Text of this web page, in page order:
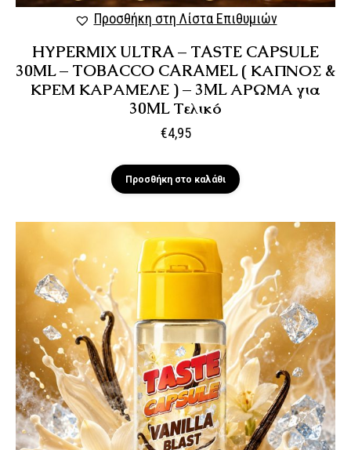
Προσθήκη στη Λίστα Επιθυμιών
HYPERMIX ULTRA – TASTE CAPSULE
30ML – TOBACCO CARAMEL ( ΚΑΠΝΟΣ &
ΚΡΕΜ ΚΑΡΑΜΕΛΕ ) – 3ML ΑΡΩΜΑ για
30ML Τελικό
€4,95
Προσθήκη στο καλάθι